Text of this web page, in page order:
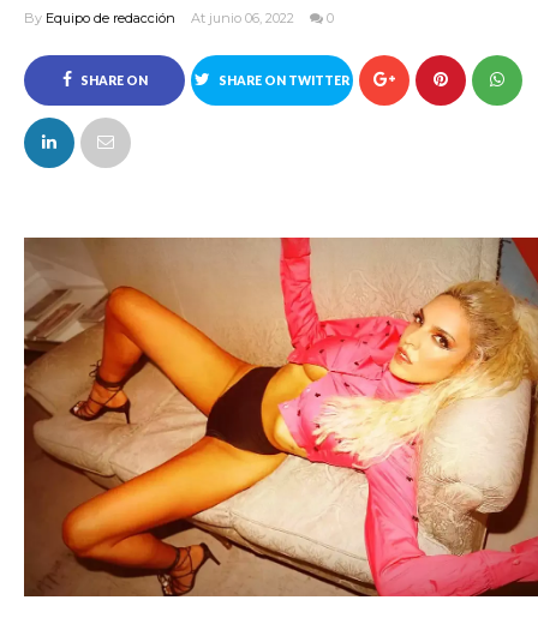
By Equipo de redacción At junio 06, 2022 0
SHARE ON
FACEBOOK
SHARE ON TWITTER